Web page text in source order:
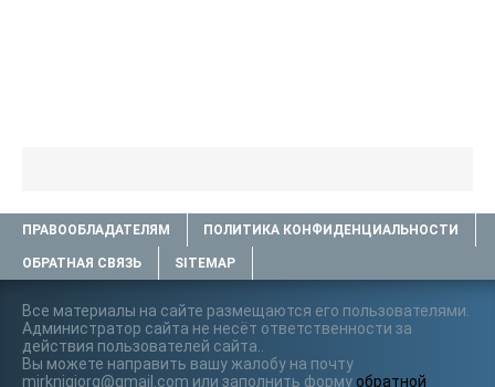
ПРАВООБЛАДАТЕЛЯМ ПОЛИТИКА КОНФИДЕНЦИАЛЬНОСТИ
ОБРАТНАЯ СВЯЗЬ SITEMAP
Все материалы на сайте размещаются его пользователями.
Администратор сайта не несёт ответственности за
действия пользователей сайта..
Вы можете направить вашу жалобу на почту
mirknigiorg@gmail.com или заполнить форму обратной